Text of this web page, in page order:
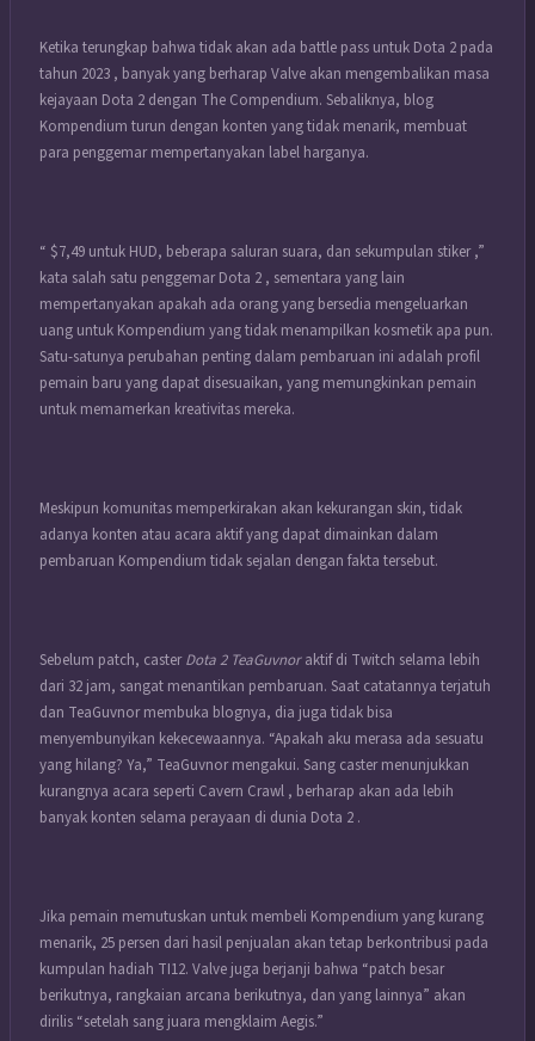
Ketika terungkap bahwa tidak akan ada battle pass untuk Dota 2 pada
tahun 2023 , banyak yang berharap Valve akan mengembalikan masa
kejayaan Dota 2 dengan The Compendium. Sebaliknya, blog
Kompendium turun dengan konten yang tidak menarik, membuat
para penggemar mempertanyakan label harganya.
“ $7,49 untuk HUD, beberapa saluran suara, dan sekumpulan stiker ,”
kata salah satu penggemar Dota 2 , sementara yang lain
mempertanyakan apakah ada orang yang bersedia mengeluarkan
uang untuk Kompendium yang tidak menampilkan kosmetik apa pun.
Satu-satunya perubahan penting dalam pembaruan ini adalah profil
pemain baru yang dapat disesuaikan, yang memungkinkan pemain
untuk memamerkan kreativitas mereka.
Meskipun komunitas memperkirakan akan kekurangan skin, tidak
adanya konten atau acara aktif yang dapat dimainkan dalam
pembaruan Kompendium tidak sejalan dengan fakta tersebut.
Sebelum patch, casterDota 2 TeaGuvnoraktif di Twitch selama lebih
dari 32 jam, sangat menantikan pembaruan. Saat catatannya terjatuh
dan TeaGuvnormembuka blognya, dia juga tidak bisa
menyembunyikan kekecewaannya. “Apakah aku merasa ada sesuatu
yang hilang? Ya,” TeaGuvnor mengakui. Sang caster menunjukkan
kurangnya acara seperti Cavern Crawl , berharap akan ada lebih
banyak konten selama perayaan di dunia Dota 2 .
Jika pemain memutuskan untuk membeli Kompendium yang kurang
menarik, 25 persen dari hasil penjualan akan tetap berkontribusi pada
kumpulan hadiah TI12. Valve juga berjanji bahwa “patch besar
berikutnya, rangkaian arcana berikutnya, dan yang lainnya” akan
dirilis “setelah sang juara mengklaim Aegis.”